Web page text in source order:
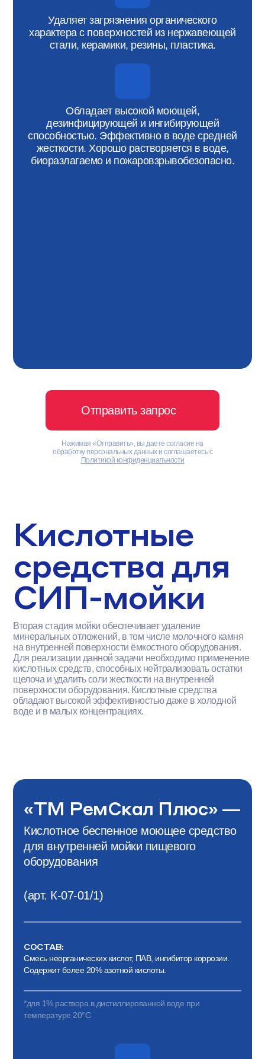
Удаляет загрязнения органического
характера с поверхностей из нержавеющей
стали, керамики, резины, пластика.
Обладает высокой моющей,
дезинфицирующей и ингибирующей
способностью. Эффективно в воде средней
жесткости. Хорошо растворяется в воде,
биоразлагаемо и пожаровзрывобезопасно.
Отправить запрос
Нажимая «Отправить», вы даете согласие на
обработку персональных данных и соглашаетесь с
Политикой конфиденциальности
Кислотные
средства для
СИП-мойки
Вторая стадия мойки обеспечивает удаление
минеральных отложений, в том числе молочного камня
на внутренней поверхности ёмкостного оборудования.
Для реализации данной задачи необходимо применение
кислотных средств, способных нейтрализовать остатки
щелоча и удалить соли жесткости на внутренней
поверхности оборудования. Кислотные средства
обладают высокой эффективностью даже в холодной
воде и в малых концентрациях.
«ТМ РемСкал Плюс» —
Кислотное беспенное моющее средство
для внутренней мойки пищевого
оборудования
(арт. К-07-01/1)
СОСТАВ:
Смесь неорганических кислот, ПАВ, ингибитор коррозии.
Содержит более 20% азотной кислоты.
*для 1% раствора в дистиллированной воде при
температуре 20°С